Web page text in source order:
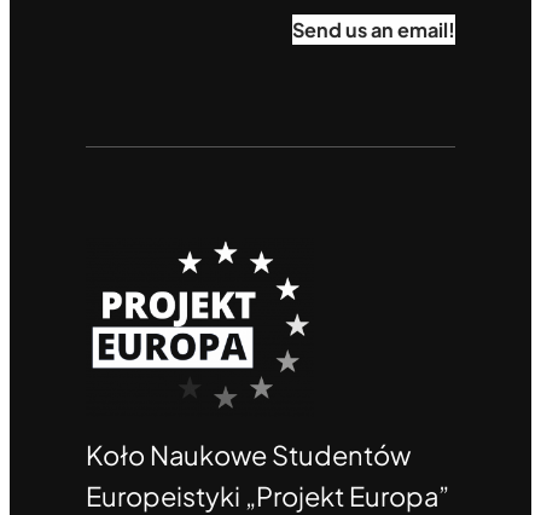
Send us an email!
Koło Naukowe Studentów
Europeistyki „Projekt Europa”